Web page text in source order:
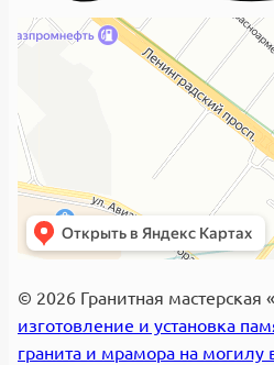
© 2026 Гранитная мастерская
изготовление и установка
гранита и мрамора на могилу